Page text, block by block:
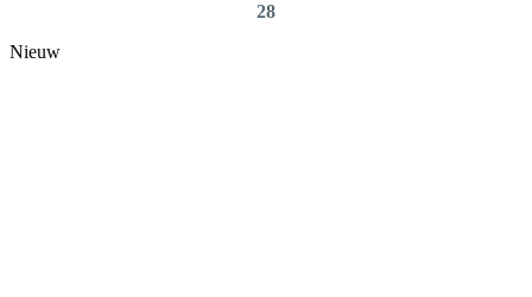
28
Nieuw